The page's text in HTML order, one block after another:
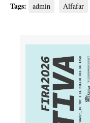
Tags: admin Alfafar